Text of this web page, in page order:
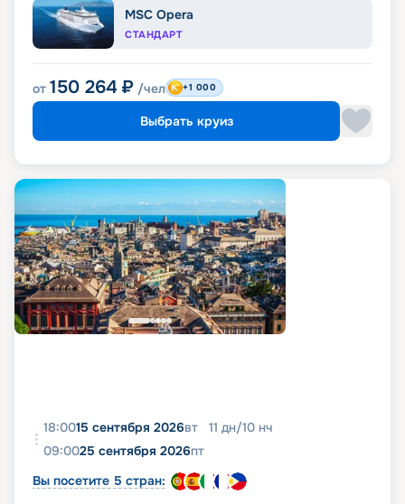
MSC Opera
СТАНДАРТ
от 150 264 ₽ /чел +1 000
Выбрать круиз
18:0015 сентября 2026вт 11 дн/10 нч
09:0025 сентября 2026пт
Вы посетите 5 стран: